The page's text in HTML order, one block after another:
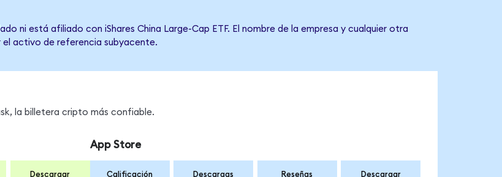
ni está afiliado con iShares China Large-Cap ETF. El nombre de la empresa y cualquier otra
activo de referencia subyacente.
la billetera cripto más confiable.
Descargar
App Store
Calificación Descargas Reseñas Descargar